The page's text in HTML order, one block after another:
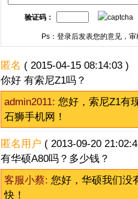
验证码：
Ps：登录后发表您的意见，
匿名 ( 2015-04-15 08:14:03 )
你好 有索尼Z1吗？
admin2011: 您好，索尼Z1有
石狮手机网！
匿名用户 ( 2013-09-20
有华硕A80吗？多少钱？
客服小蔡: 您好，华硕我们没
快！